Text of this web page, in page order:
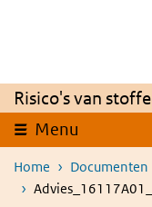
Overslaan en naar de
Risico's van
Menu
Home
Documenten